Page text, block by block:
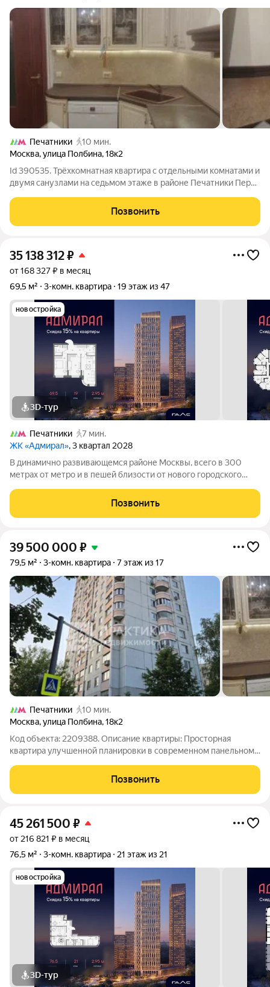
Печатники
10 мин.
Москва,улица Полбина,18к2
Id 390535. Трёхкомнатная квартира с отдельными комнатами и
двумя санузлами на седьмом этаже в районе Печатники Перед
в доме 2003 года постройки на улице Полбина. Это не просто
жилье, а готовое
Позвонить
35 138 312₽
от 168 327 ₽ в месяц
69,5 м²
3-комн. квартира 19 этаж из 47
новостройка
3D-тур
Печатники
7 мин.
ЖК «Адмирал», 3 квартал 2028
В динамично развивающемся районе Москвы, всего в 300
метрах от метро и в пешей близости от нового городского
автомобилей, продается 3-комнатная квартира площадью
69.50 м. без отделки. Квартира
Позвонить
39 500 000 ₽
79,5 м² 3-комн. квартира 7 этаж из 17
Печатники
10 мин.
Москва,улица Полбина,18к2
Код объекта: 2209388. Описание квартиры: Просторная
квартира улучшенной планировки в современном панельном
качественной кухонной мебелью, уютные спальни, большая
прихожая, тёплая лоджия и 2
Позвонить
45 261 500 ₽
от 216 821 ₽ в месяц
76,5 м²
3-комн. квартира 21 этаж из 21
новостройка
3D-тур